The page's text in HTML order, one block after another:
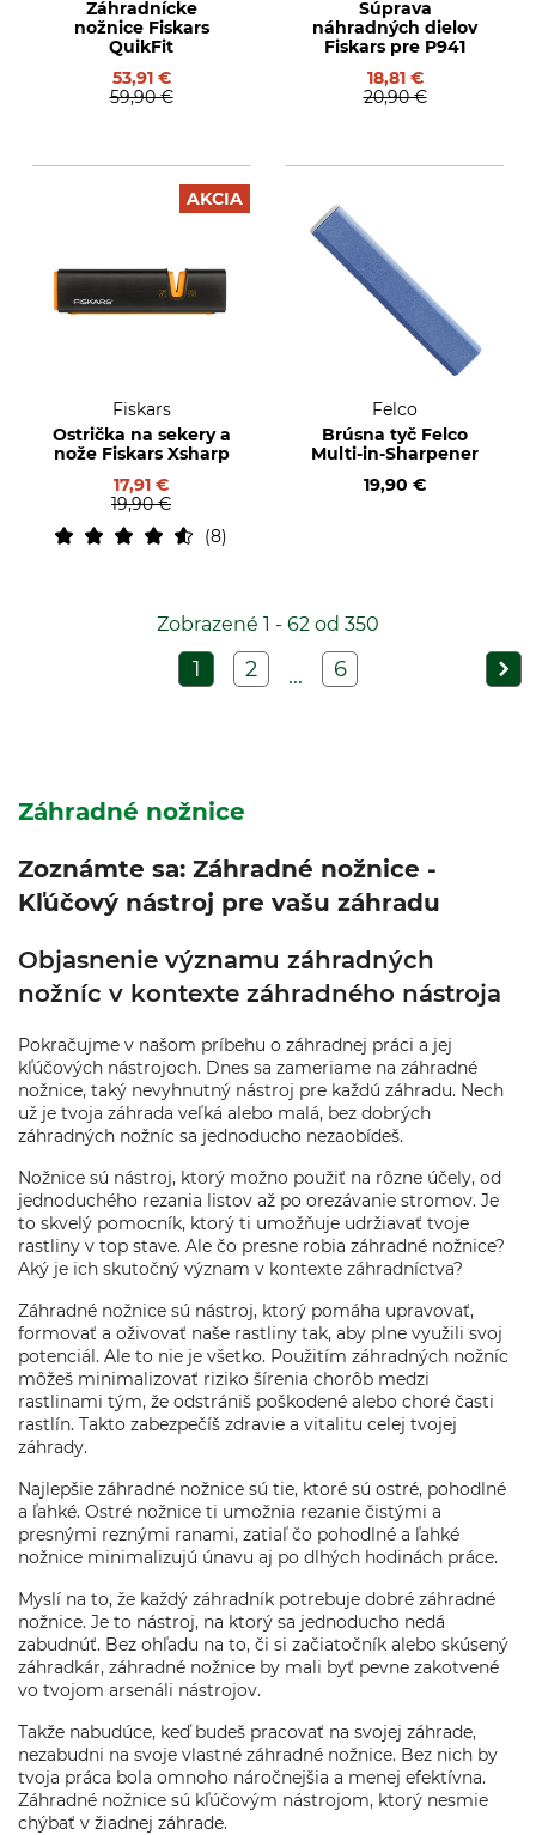
Záhradnícke
nožnice Fiskars
QuikFit
53,91 €
59,90 €
Súprava
náhradných dielov
Fiskars pre P941
18,81 €
20,90 €
AKCIA
Fiskars
Ostrička na sekery a
nože Fiskars Xsharp
17,91 €
19,90 €
8
Felco
Brúsna tyč Felco
Multi-in-Sharpener
19,90 €
Zobrazené 1 - 62 od 350
1 2 ... 6
Záhradné nožnice
Zoznámte sa: Záhradné nožnice -
Kľúčový nástroj pre vašu záhradu
Objasnenie významu záhradných
nožníc v kontexte záhradného nástroja
Pokračujme v našom príbehu o záhradnej práci a jej
kľúčových nástrojoch. Dnes sa zameriame na záhradné
nožnice, taký nevyhnutný nástroj pre každú záhradu. Nech
už je tvoja záhrada veľká alebo malá, bez dobrých
záhradných nožníc sa jednoducho nezaobídeš.
Nožnice sú nástroj, ktorý možno použiť na rôzne účely, od
jednoduchého rezania listov až po orezávanie stromov. Je
to skvelý pomocník, ktorý ti umožňuje udržiavať tvoje
rastliny v top stave. Ale čo presne robia záhradné nožnice?
Aký je ich skutočný význam v kontexte záhradníctva?
Záhradné nožnice sú nástroj, ktorý pomáha upravovať,
formovať a oživovať naše rastliny tak, aby plne využili svoj
potenciál. Ale to nie je všetko. Použitím záhradných nožníc
môžeš minimalizovať riziko šírenia chorôb medzi
rastlinami tým, že odstrániš poškodené alebo choré časti
rastlín. Takto zabezpečíš zdravie a vitalitu celej tvojej
záhrady.
Najlepšie záhradné nožnice sú tie, ktoré sú ostré, pohodlné
a ľahké. Ostré nožnice ti umožnia rezanie čistými a
presnými reznými ranami, zatiaľ čo pohodlné a ľahké
nožnice minimalizujú únavu aj po dlhých hodinách práce.
Myslí na to, že každý záhradník potrebuje dobré záhradné
nožnice. Je to nástroj, na ktorý sa jednoducho nedá
zabudnúť. Bez ohľadu na to, či si začiatočník alebo skúsený
záhradkár, záhradné nožnice by mali byť pevne zakotvené
vo tvojom arsenáli nástrojov.
Takže nabudúce, keď budeš pracovať na svojej záhrade,
nezabudni na svoje vlastné záhradné nožnice. Bez nich by
tvoja práca bola omnoho náročnejšia a menej efektívna.
Záhradné nožnice sú kľúčovým nástrojom, ktorý nesmie
chýbať v žiadnej záhrade.